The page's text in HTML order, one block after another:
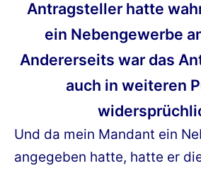
Antragsteller hatte
ein Nebengewerbe
Andererseits war das
auch in weiteren
Und da mein Mandant ein
angegeben hatte, hatte er